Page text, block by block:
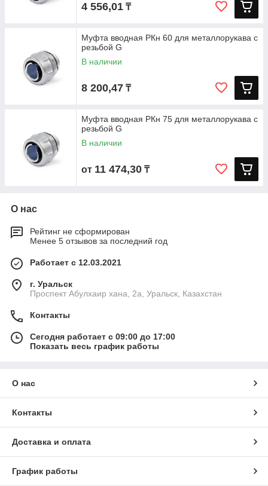
4 556,01 ₸
Муфта вводная РКн 60 для металлорукава с
резьбой G
В наличии
8 200,47 ₸
Муфта вводная РКн 75 для металлорукава с
резьбой G
В наличии
от 11 474,30 ₸
О нас
Рейтинг не сформирован
Менее 5 отзывов за последний год
Работает с 12.03.2021
г. Уральск
Проспект Абулхаир хана, 2а, Уральск, Казахстан
Контакты
Сегодня работает с 09:00 до 17:00
Показать весь график работы
О нас
Контакты
Доставка и оплата
График работы